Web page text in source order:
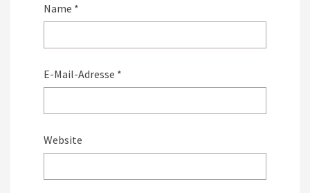
Name *
E-Mail-Adresse *
Website